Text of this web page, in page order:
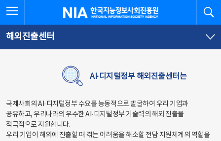
문
로
가
체
뉴
바
가
한국지능정보사회진흥원
해외진출센터
AI·디지털정부 해외진출센터는
국제사회의 AI·디지털정부 수요를 능동적으로 발굴하여 우리 기업과
공유하고, 우리나라의 우수한 AI·디지털정부 기술력의 해외 진출을
적극적으로 지원합니다.
우리 기업이 해외에 진출할 때 겪는 어려움을 해소할 전담 지원체계의 역할을